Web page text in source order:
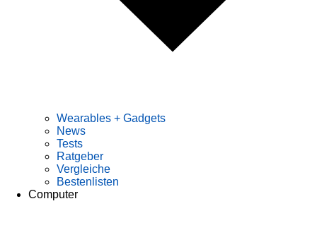
Wearables + Gadgets
News
Tests
Ratgeber
Vergleiche
Bestenlisten
Computer